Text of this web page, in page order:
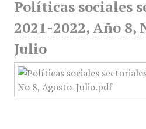
Políticas sociales
2021-2022, Año 8,
Julio